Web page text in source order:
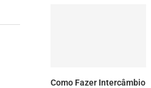
Como Fazer Intercâmbio